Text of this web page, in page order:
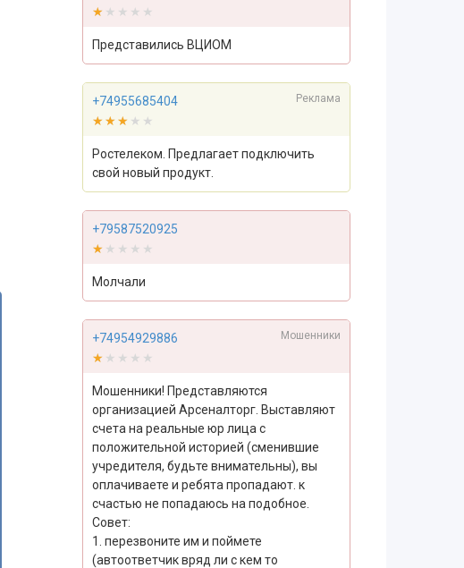
★★★★★
★★★★★
Представились ВЦИОМ
+74955685404 Реклама
★★★★★
★★★★★
Ростелеком. Предлагает подключить
свой новый продукт.
+79587520925
★★★★★
★★★★★
Молчали
+74954929886 Мошенники
★★★★★
★★★★★
Мошенники! Представляются
организацией Арсеналторг. Выставляют
счета на реальные юр лица с
положительной историей (сменившие
учредителя, будьте внимательны), вы
оплачиваете и ребята пропадают. к
счастью не попадаюсь на подобное.
Совет:
1. перезвоните им и поймете
(автоответчик вряд ли с кем то